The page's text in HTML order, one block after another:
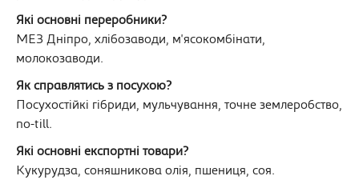
Які основні переробники?
МЕЗ Дніпро, хлібозаводи, м'ясокомбінати,
молокозаводи.
Як справлятись з посухою?
Посухостійкі гібриди, мульчування, точне землеробство,
no-till.
Які основні експортні товари?
Кукурудза, соняшникова олія, пшениця, соя.